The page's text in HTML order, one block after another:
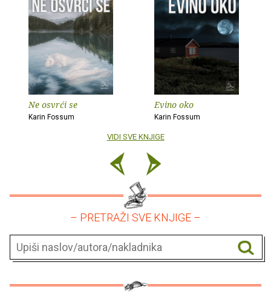
Ne osvrći se
Karin Fossum
Evino oko
Karin Fossum
VIDI SVE KNJIGE
– PRETRAŽI SVE KNJIGE –